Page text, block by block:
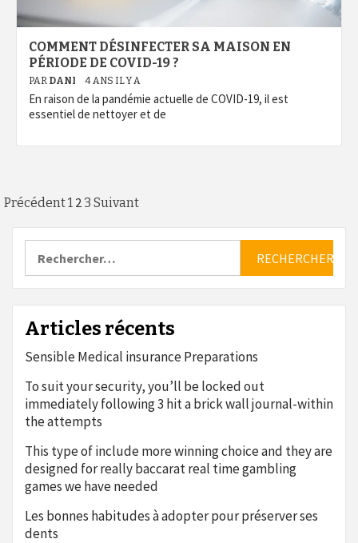
COMMENT DÉSINFECTER SA MAISON EN
PÉRIODE DE COVID-19 ?
PAR DANI 4 ANS IL Y A
En raison de la pandémie actuelle de COVID-19, il est
essentiel de nettoyer et de
Pagination
des
publications
Précédent1 2 3 Suivant
Articles récents
Sensible Medical insurance Preparations
To suit your security, you’ll be locked out
immediately following 3 hit a brick wall journal-within
the attempts
This type of include more winning choice and they are
designed for really baccarat real time gambling
games we have needed
Les bonnes habitudes à adopter pour préserver ses
dents